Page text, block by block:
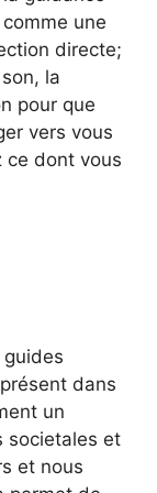
une
directe;
la
pour que
vers vous
ce dont vous
dans
un
societales et
et nous